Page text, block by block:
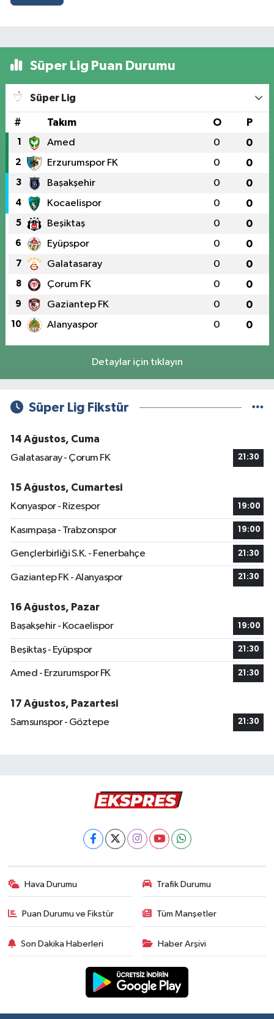
Süper Lig Puan Durumu
Süper Lig
# Takım O P
1 Amed 0 0
2 Erzurumspor FK 0 0
3 Başakşehir 0 0
4 Kocaelispor 0 0
5 Beşiktaş 0 0
6 Eyüpspor 0 0
7 Galatasaray 0 0
8 Çorum FK 0 0
9 Gaziantep FK 0 0
10 Alanyaspor 0 0
Detaylar için tıklayın
Süper Lig Fikstür
14 Ağustos, Cuma
Galatasaray - Çorum FK
21:30
15 Ağustos, Cumartesi
Konyaspor - Rizespor
19:00
Kasımpaşa - Trabzonspor 19:00
Gençlerbirliği S.K. - Fenerbahçe 21:30
Gaziantep FK - Alanyaspor 21:30
16 Ağustos, Pazar
Başakşehir - Kocaelispor
19:00
Beşiktaş - Eyüpspor 21:30
Amed - Erzurumspor FK 21:30
17 Ağustos, Pazartesi
Samsunspor - Göztepe
21:30
Hava Durumu Trafik Durumu
Puan Durumu ve Fikstür Tüm Manşetler
Son Dakika Haberleri Haber Arşivi